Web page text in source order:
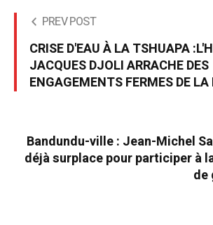
PREV POST
CRISE D'EAU À LA TSHUAPA
JACQUES DJOLI ARRACHE DES
ENGAGEMENTS FERMES DE LA
Bandundu-ville : Jean-Michel
déjà surplace pour participer à
de